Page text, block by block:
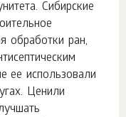
Сибирские
обработки ран,
ее использовали
Ценили